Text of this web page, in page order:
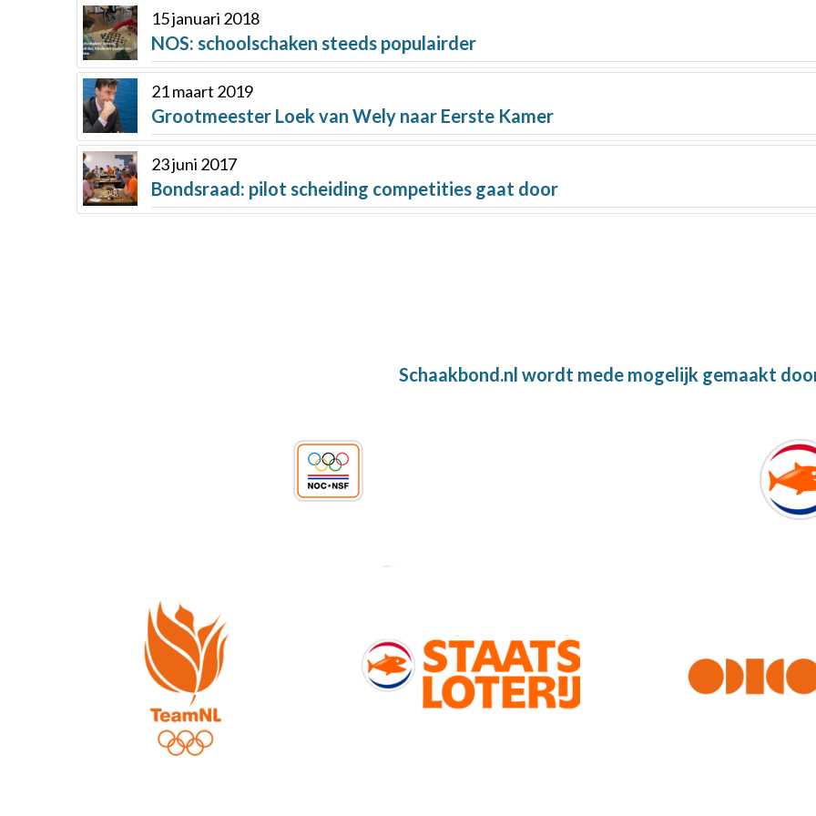
15 januari 2018
NOS: schoolschaken steeds populairder
21 maart 2019
Grootmeester Loek van Wely naar Eerste Kamer
23 juni 2017
Bondsraad: pilot scheiding competities gaat door
Schaakbond.nl wordt mede mogelijk gemaakt